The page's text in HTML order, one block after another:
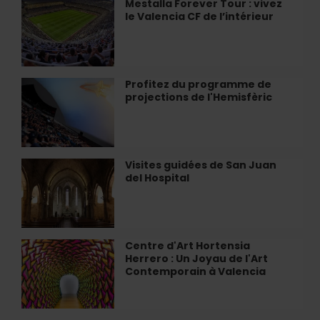
à
Valence
Mestalla Forever Tour : vivez
le Valencia CF de l’intérieur
Mestalla
Forever
Tour
:
vivez
le
Valencia
CF
de
l’intérieur
Profitez du programme de
projections de l'Hemisfèric
Profitez
du
programme
de
projections
de
l'Hemisfèric
Visites guidées de San Juan
del Hospital
Visites
guidées
de
Juan
del
Hospital
Centre d'Art Hortensia
Herrero : Un Joyau de l'Art
Contemporain à Valencia
Centre
d'Art
Hortensia
Herrero
: